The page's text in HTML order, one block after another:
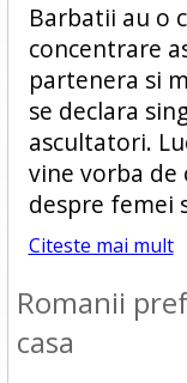
Barbatii au o
concentrare
partenera si
se declara
ascultatori.
vine vorba
despre femei
Citeste mai mult
Romanii
casa